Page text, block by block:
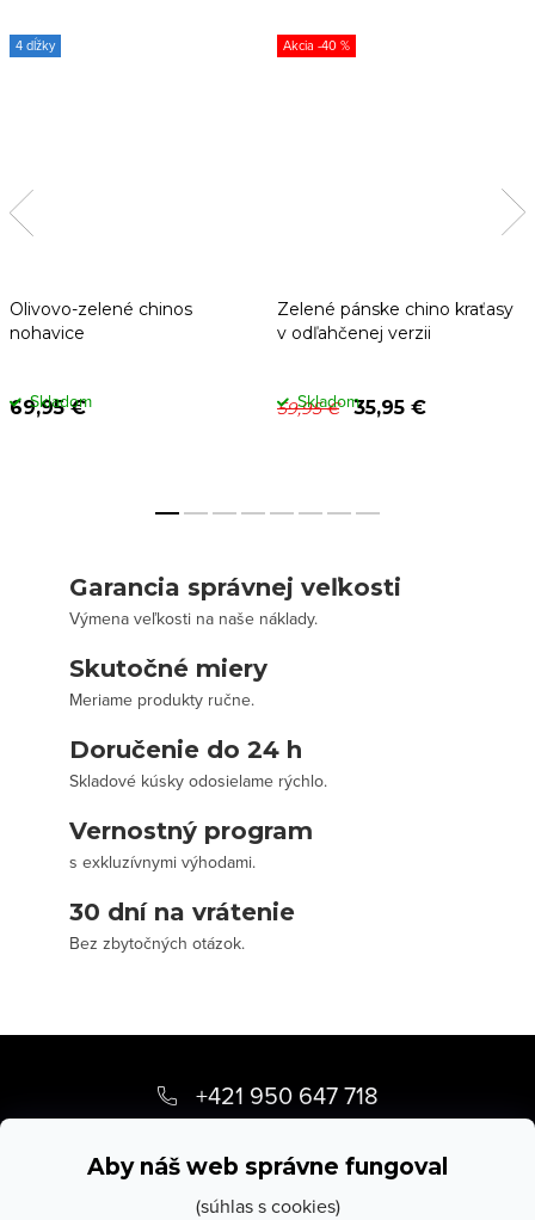
Aby náš web správne fungoval
(súhlas s cookies)
4 dĺžky
Olivovo-zelené chinos
nohavice
69,95 €
Skladom
-40 %
Zelené pánske chino kraťasy
v odľahčenej verzii
59,95 € 35,95 €
Skladom
Garancia správnej veľkosti
Výmena veľkosti na naše náklady.
Skutočné miery
Meriame produkty ručne.
Doručenie do 24 h
Skladové kúsky odosielame rýchlo.
Vernostný program
s exkluzívnymi výhodami.
30 dní na vrátenie
Bez zbytočných otázok.
p
+421 950 647 718